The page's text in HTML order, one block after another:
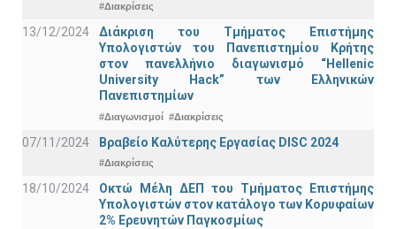
#Διακρίσεις
13/12/2024
Διάκριση του Τμήματος Επιστήμης
Υπολογιστών του Πανεπιστημίου Κρήτης
στον πανελλήνιο διαγωνισμό “Hellenic
University Hack” των Ελληνικών
Πανεπιστημίων
#Διαγωνισμοί #Διακρίσεις
07/11/2024 Βραβείο Καλύτερης Εργασίας DISC 2024
#Διακρίσεις
18/10/2024
Οκτώ Μέλη ΔΕΠ του Τμήματος Επιστήμης
Υπολογιστών στον κατάλογο των Κορυφαίων
2% Ερευνητών Παγκοσμίως